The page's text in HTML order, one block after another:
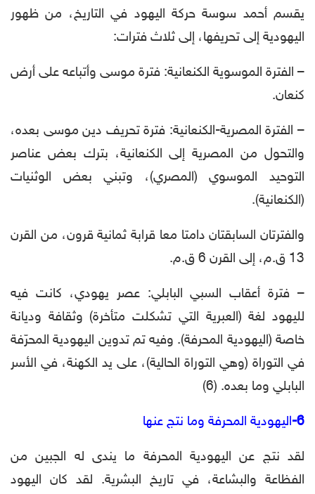
يقسم أحمد سوسة حركة اليهود في التاريخ، من ظهور
اليهودية إلى تحريفها، إلى ثلاث فترات:
– الفترة الموسوية الكنعانية: فترة موسى وأتباعه على أرض
كنعان.
– الفترة المصرية-الكنعانية: فترة تحريف دين موسى بعده،
والتحول من المصرية إلى الكنعانية، بترك بعض عناصر
التوحيد الموسوي (المصري)، وتبني بعض الوثنيات
(الكنعانية).
والفترتان السابقتان دامتا معا قرابة ثمانية قرون، من القرن
13 ق.م، إلى القرن 6 ق.م.
– فترة أعقاب السبي البابلي: عصر يهودي، كانت فيه
لليهود لغة (العبرية التي تشكلت متأخرة) وثقافة وديانة
خاصة (اليهودية المحرفة). وفيه تم تدوين اليهودية المحرّفة
في التوراة (وهي التوراة الحالية)، على يد الكهنة، في الأسر
البابلي وما بعده. (6)
6- اليهودية المحرفة وما نتج عنها
لقد نتج عن اليهودية المحرفة ما يندى له الجبين من
الفظاعة والبشاعة، في تاريخ البشرية. لقد كان اليهود